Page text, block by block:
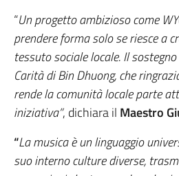
“Un progetto ambizioso come
prendere forma solo se riesce a
tessuto sociale locale. Il
Carità di Bin Dhuong, che
rende la comunità locale parte
iniziativa”, dichiara il Maestro
“La musica è un linguaggio
suo interno culture diverse,